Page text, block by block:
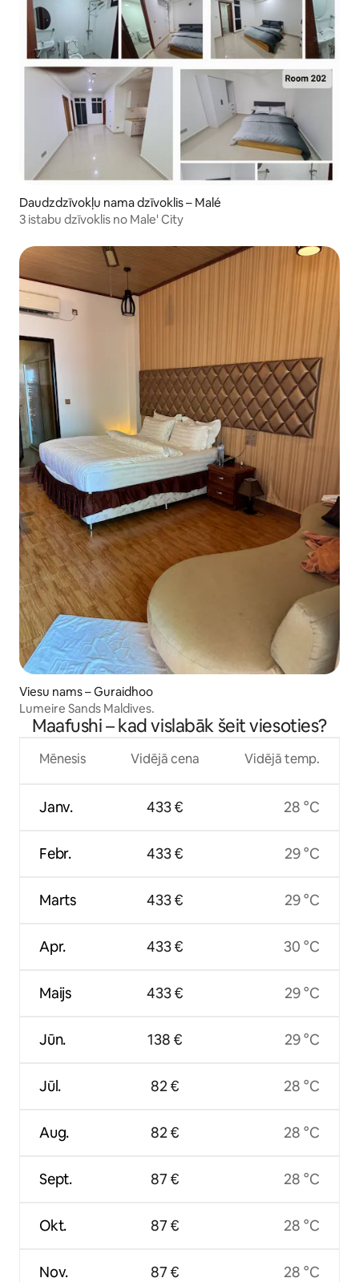
Daudzdzīvokļu nama dzīvoklis – Malé
3 istabu dzīvoklis no Male' City
Viesu nams – Guraidhoo
Lumeire Sands Maldives.
Maafushi – kad vislabāk šeit viesoties?
Mēnesis
Janv.
Febr.
Marts
Apr.
Maijs
Jūn.
Jūl.
Aug.
Sept.
Okt.
Nov.
Vidējā cena
433 €
433 €
433 €
433 €
433 €
138 €
82 €
82 €
87 €
87 €
87 €
Vidējā temp.
28 °C
29 °C
29 °C
30 °C
29 °C
29 °C
28 °C
28 °C
28 °C
28 °C
28 °C